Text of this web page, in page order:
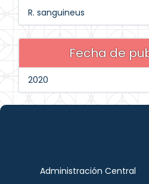
R. sanguineus
Fecha de
2020
Administración Central